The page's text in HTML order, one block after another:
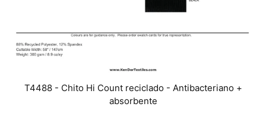
T4488 - Chito Hi Count reciclado - Antibacteriano +
absorbente